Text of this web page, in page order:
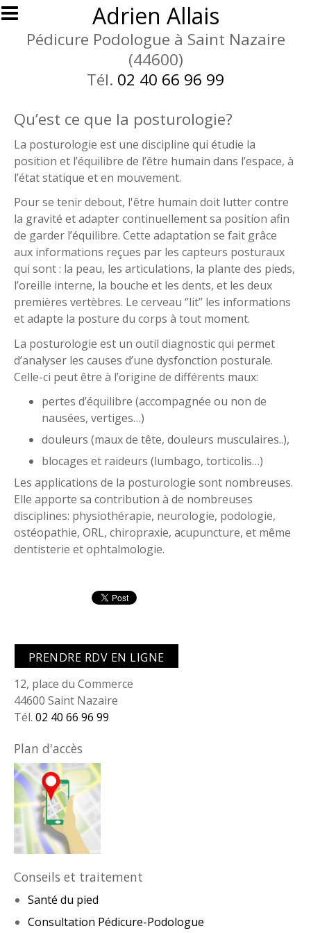
Aller au contenu principalAdrien Allais
Pédicure Podologue à Saint Nazaire
(44600)
Tél. 02 40 66 96 99
Qu’est ce que la posturologie?
La posturologie est une discipline qui étudie la
position et l’équilibre de l’être humain dans l’espace, à
l’état statique et en mouvement.
Pour se tenir debout, l'être humain doit lutter contre
la gravité et adapter continuellement sa position afin
de garder l’équilibre. Cette adaptation se fait grâce
aux informations reçues par les capteurs posturaux
qui sont : la peau, les articulations, la plante des pieds,
l’oreille interne, la bouche et les dents, et les deux
premières vertèbres. Le cerveau ‘’lit’’ les informations
et adapte la posture du corps à tout moment.
La posturologie est un outil diagnostic qui permet
d’analyser les causes d’une dysfonction posturale.
Celle-ci peut être à l’origine de différents maux:
pertes d’équilibre (accompagnée ou non de
nausées, vertiges…)
douleurs (maux de tête, douleurs musculaires..),
blocages et raideurs (lumbago, torticolis…)
Les applications de la posturologie sont nombreuses.
Elle apporte sa contribution à de nombreuses
disciplines: physiothérapie, neurologie, podologie,
ostéopathie, ORL, chiropraxie, acupuncture, et même
dentisterie et ophtalmologie.
PRENDRE RDV EN LIGNE
12, place du Commerce
44600 Saint Nazaire
Tél. 02 40 66 96 99
Plan d'accès
Conseils et traitement
Santé du pied
Consultation Pédicure-Podologue